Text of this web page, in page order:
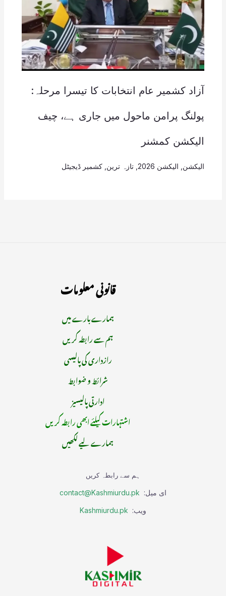
آزاد کشمیر عام انتخابات کا تیسرا مرحلہ:
پولنگ پرامن ماحول میں جاری ہے، چیف
الیکشن کمشنر
الیکشن الیکشن 2026 , تازہ ترین کشمیر ڈیجیٹل
قانونی معلومات
ہمارے بارے میں
ہم سے رابطہ کریں
رازداری کی پالیسی
شرائط و ضوابط
ادارتی پالیسیز
اشتہارات کیلئے ابھی رابطہ کریں
ہمارے لیے لکھیں
ہم سے رابطہ کریں
ای میل: contact@Kashmiurdu.pk
ویب: Kashmiurdu.pk